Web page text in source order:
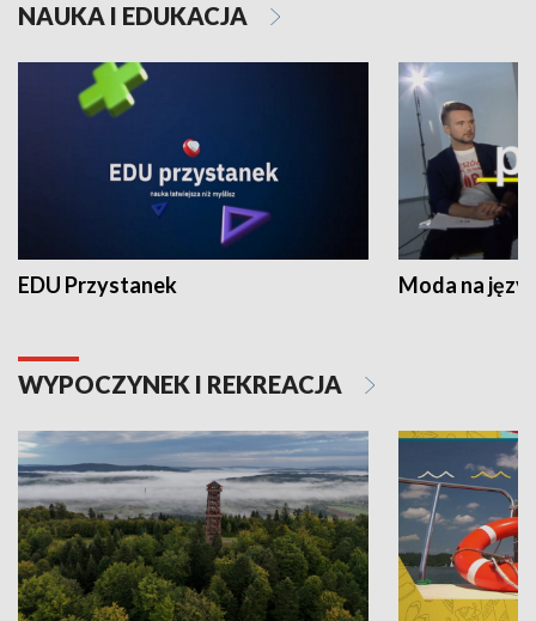
NAUKA I EDUKACJA
EDU Przystanek Moda na
WYPOCZYNEK I REKREACJA